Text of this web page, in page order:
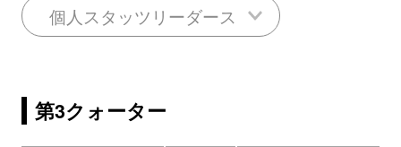
個人スタッツリーダース
第3クォーター